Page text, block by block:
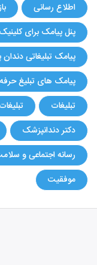
اطلاع رسانی
پنل پیامک برای
پیامک تبلیغاتی
پیامک های تبلیغ
تبلیغات
دکتر دندانپزشک
رسانه اجتماعی و
موفقیت